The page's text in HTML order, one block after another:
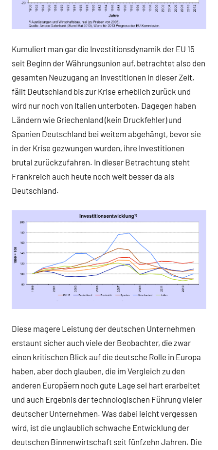
Kumuliert man gar die Investitionsdynamik der EU 15
seit Beginn der Währungsunion auf, betrachtet also den
gesamten Neuzugang an Investitionen in dieser Zeit,
fällt Deutschland bis zur Krise erheblich zurück und
wird nur noch von Italien unterboten. Dagegen haben
Ländern wie Griechenland (kein Druckfehler) und
Spanien Deutschland bei weitem abgehängt, bevor sie
in der Krise gezwungen wurden, ihre Investitionen
brutal zurückzufahren. In dieser Betrachtung steht
Frankreich auch heute noch weit besser da als
Deutschland.
Diese magere Leistung der deutschen Unternehmen
erstaunt sicher auch viele der Beobachter, die zwar
einen kritischen Blick auf die deutsche Rolle in Europa
haben, aber doch glauben, die im Vergleich zu den
anderen Europäern noch gute Lage sei hart erarbeitet
und auch Ergebnis der technologischen Führung vieler
deutscher Unternehmen. Was dabei leicht vergessen
wird, ist die unglaublich schwache Entwicklung der
deutschen Binnenwirtschaft seit fünfzehn Jahren. Die